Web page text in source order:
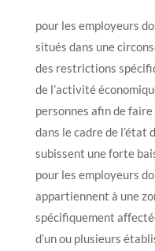
pour les employeurs
situés dans une
des restrictions
de l’activité
personnes afin de
dans le cadre de l’état
subissent une forte
pour les employeurs
appartiennent à une
spécifiquement
d’un ou plusieurs